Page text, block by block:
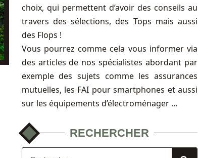
choix, qui permettent d’avoir des conseils au
travers des sélections, des Tops mais aussi
des Flops !
Vous pourrez comme cela vous informer via
des articles de nos spécialistes abordant par
exemple des sujets comme les assurances
mutuelles, les FAI pour smartphones et aussi
sur les équipements d’électroménager …
RECHERCHER